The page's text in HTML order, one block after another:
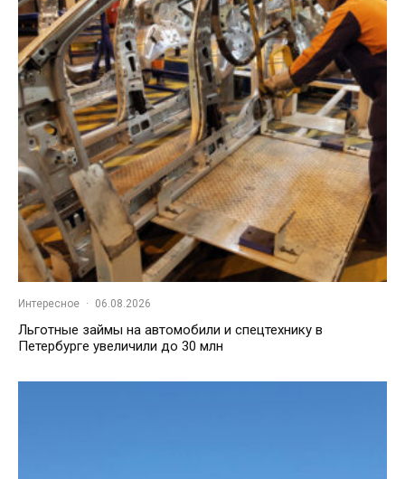
Интересное · 06.08.2026
Льготные займы на автомобили и спецтехнику в
Петербурге увеличили до 30 млн